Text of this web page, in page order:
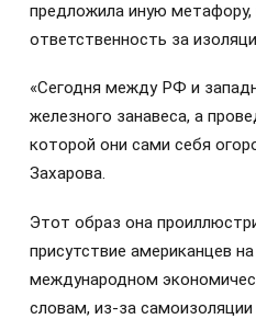
предложила иную
ответственность за
«Сегодня между РФ и
железного занавеса, а
которой они сами себя
Захарова.
Этот образ она
присутствие американцев
международном
словам, из-за